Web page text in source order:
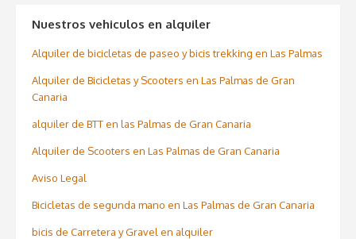
Nuestros vehiculos en alquiler
Alquiler de bicicletas de paseo y bicis trekking en Las Palmas
Alquiler de Bicicletas y Scooters en Las Palmas de Gran
Canaria
alquiler de BTT en las Palmas de Gran Canaria
Alquiler de Scooters en Las Palmas de Gran Canaria
Aviso Legal
Bicicletas de segunda mano en Las Palmas de Gran Canaria
bicis de Carretera y Gravel en alquiler